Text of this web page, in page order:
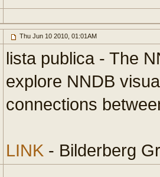
Thu Jun 10 2010, 01:01AM
lista publica - The
explore NNDB
connections
LINK - Bilderberg